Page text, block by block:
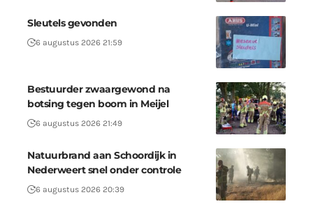
Sleutels gevonden
6 augustus 2026 21:59
Bestuurder zwaargewond na
botsing tegen boom in Meijel
6 augustus 2026 21:49
Natuurbrand aan Schoordijk in
Nederweert snel onder controle
6 augustus 2026 20:39